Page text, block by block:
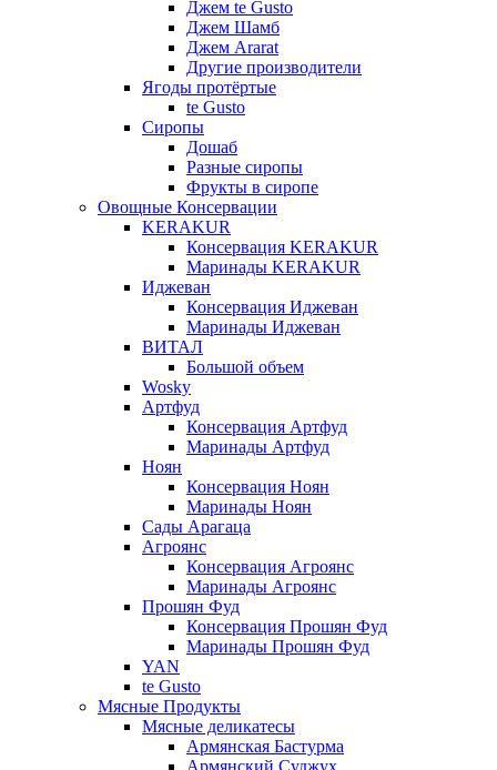
Джем te Gusto
Джем Шамб
Джем Ararat
Другие производители
Ягоды протёртые
te Gusto
Сиропы
Дошаб
Разные сиропы
Фрукты в сиропе
Овощные Консервации
KERAKUR
Консервация KERAKUR
Маринады KERAKUR
Иджеван
Консервация Иджеван
Маринады Иджеван
ВИТАЛ
Большой объем
Wosky
Артфуд
Консервация Артфуд
Маринады Артфуд
Ноян
Консервация Ноян
Маринады Ноян
Сады Арагаца
Агроянс
Консервация Агроянс
Маринады Агроянс
Прошян Фуд
Консервация Прошян Фуд
Маринады Прошян Фуд
YAN
te Gusto
Мясные Продукты
Мясные деликатесы
Армянская Бастурма
Армянский Суджух